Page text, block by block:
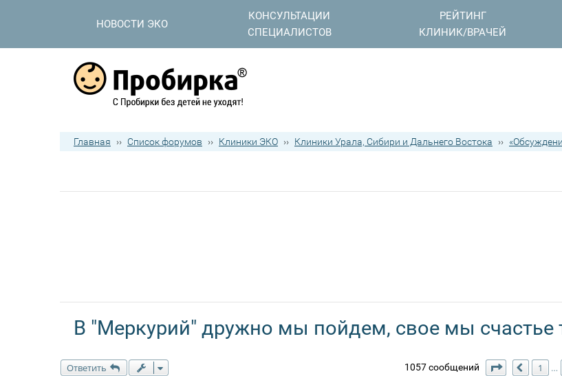
НОВОСТИ ЭКО
КОНСУЛЬТАЦИИ
СПЕЦИАЛИСТОВ
РЕЙТИНГ
КЛИНИК/ВРАЧЕЙ
Главная ›› Список форумов ›› Клиники ЭКО ›› Клиники Урала, Сибири и Дальнего Востока ››
В "Меркурий" дружно мы пойдем, свое мы счастье
Ответить 1057 сообщений Страница 31
Пред.
1 …